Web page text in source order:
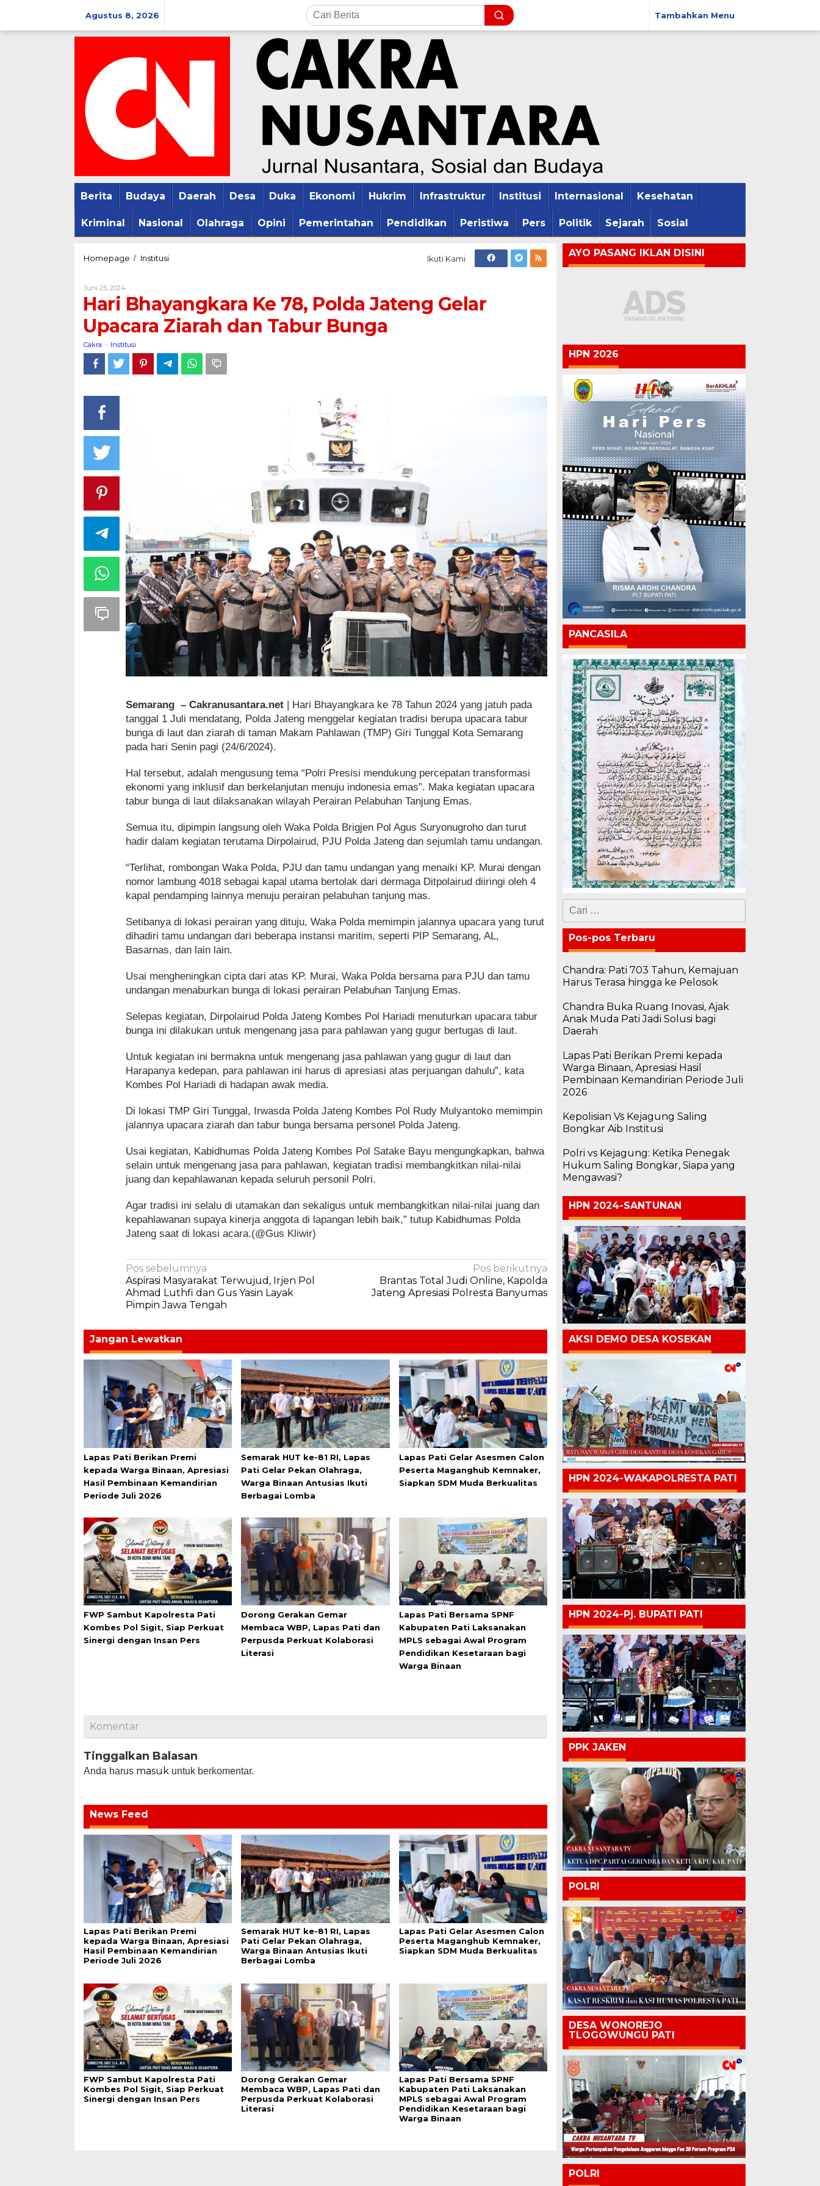
konten
Agustus 8, 2026 Tambahkan Menu
Berita Budaya Daerah Desa Duka Ekonomi Hukrim Infrastruktur Institusi Internasional Kesehatan
Kriminal Nasional Olahraga Opini Pemerintahan Pendidikan Peristiwa Pers Politik Sejarah Sosial
Homepage / InstitusiHari
Polda
Jateng
Gelar
Ziarah
dan
Ikuti Kami
Juni 25, 2024Oleh
Cakra
Hari Bhayangkara Ke 78, Polda Jateng Gelar
Upacara Ziarah dan Tabur Bunga
Cakra - Institusi
Semarang – Cakranusantara.net | Hari Bhayangkara ke 78 Tahun 2024 yang jatuh pada
tanggal 1 Juli mendatang, Polda Jateng menggelar kegiatan tradisi berupa upacara tabur
bunga di laut dan ziarah di taman Makam Pahlawan (TMP) Giri Tunggal Kota Semarang
pada hari Senin pagi (24/6/2024).
Hal tersebut, adalah mengusung tema “Polri Presisi mendukung percepatan transformasi
ekonomi yang inklusif dan berkelanjutan menuju indonesia emas”. Maka kegiatan upacara
tabur bunga di laut dilaksanakan wilayah Perairan Pelabuhan Tanjung Emas.
Semua itu, dipimpin langsung oleh Waka Polda Brigjen Pol Agus Suryonugroho dan turut
hadir dalam kegiatan terutama Dirpolairud, PJU Polda Jateng dan sejumlah tamu undangan.
“Terlihat, rombongan Waka Polda, PJU dan tamu undangan yang menaiki KP. Murai dengan
nomor lambung 4018 sebagai kapal utama bertolak dari dermaga Ditpolairud diiringi oleh 4
kapal pendamping lainnya menuju perairan pelabuhan tanjung mas.
Setibanya di lokasi perairan yang dituju, Waka Polda memimpin jalannya upacara yang turut
dihadiri tamu undangan dari beberapa instansi maritim, seperti PIP Semarang, AL,
Basarnas, dan lain lain.
Usai mengheningkan cipta dari atas KP. Murai, Waka Polda bersama para PJU dan tamu
undangan menaburkan bunga di lokasi perairan Pelabuhan Tanjung Emas.
Selepas kegiatan, Dirpolairud Polda Jateng Kombes Pol Hariadi menuturkan upacara tabur
bunga ini dilakukan untuk mengenang jasa para pahlawan yang gugur bertugas di laut.
Untuk kegiatan ini bermakna untuk mengenang jasa pahlawan yang gugur di laut dan
Harapanya kedepan, para pahlawan ini harus di apresiasi atas perjuangan dahulu”, kata
Kombes Pol Hariadi di hadapan awak media.
Di lokasi TMP Giri Tunggal, Irwasda Polda Jateng Kombes Pol Rudy Mulyantoko memimpin
jalannya upacara ziarah dan tabur bunga bersama personel Polda Jateng.
Usai kegiatan, Kabidhumas Polda Jateng Kombes Pol Satake Bayu mengungkapkan, bahwa
selain untuk mengenang jasa para pahlawan, kegiatan tradisi membangkitkan nilai-nilai
juang dan kepahlawanan kepada seluruh personil Polri.
Agar tradisi ini selalu di utamakan dan sekaligus untuk membangkitkan nilai-nilai juang dan
kepahlawanan supaya kinerja anggota di lapangan lebih baik,” tutup Kabidhumas Polda
Jateng saat di lokasi acara.(@Gus Kliwir)
Navigasi
pos
Pos sebelumnya
Aspirasi Masyarakat Terwujud, Irjen Pol
Ahmad Luthfi dan Gus Yasin Layak
Pimpin Jawa Tengah
Pos berikutnya
Brantas Total Judi Online, Kapolda
Jateng Apresiasi Polresta Banyumas
Jangan Lewatkan
Lapas Pati Berikan Premi
kepada Warga Binaan, Apresiasi
Hasil Pembinaan Kemandirian
Periode Juli 2026
Semarak HUT ke-81 RI, Lapas
Pati Gelar Pekan Olahraga,
Warga Binaan Antusias Ikuti
Berbagai Lomba
Lapas Pati Gelar Asesmen Calon
Peserta Maganghub Kemnaker,
Siapkan SDM Muda Berkualitas
FWP Sambut Kapolresta Pati
Kombes Pol Sigit, Siap Perkuat
Sinergi dengan Insan Pers
Dorong Gerakan Gemar
Membaca WBP, Lapas Pati dan
Perpusda Perkuat Kolaborasi
Literasi
Lapas Pati Bersama SPNF
Kabupaten Pati Laksanakan
MPLS sebagai Awal Program
Pendidikan Kesetaraan bagi
Warga Binaan
Komentar
Tinggalkan Balasan
Anda harus masuk untuk berkomentar.
News Feed
Lapas Pati Berikan Premi
kepada Warga Binaan, Apresiasi
Hasil Pembinaan Kemandirian
Periode Juli 2026
Semarak HUT ke-81 RI, Lapas
Pati Gelar Pekan Olahraga,
Warga Binaan Antusias Ikuti
Berbagai Lomba
Lapas Pati Gelar Asesmen Calon
Peserta Maganghub Kemnaker,
Siapkan SDM Muda Berkualitas
FWP Sambut Kapolresta Pati
Kombes Pol Sigit, Siap Perkuat
Sinergi dengan Insan Pers
Dorong Gerakan Gemar
Membaca WBP, Lapas Pati dan
Perpusda Perkuat Kolaborasi
Literasi
Lapas Pati Bersama SPNF
Kabupaten Pati Laksanakan
MPLS sebagai Awal Program
Pendidikan Kesetaraan bagi
Warga Binaan
AYO PASANG IKLAN DISINI
HPN 2026
PANCASILA
Cari
untuk:
Pos-pos Terbaru
Chandra: Pati 703 Tahun, Kemajuan
Harus Terasa hingga ke Pelosok
Chandra Buka Ruang Inovasi, Ajak
Anak Muda Pati Jadi Solusi bagi
Daerah
Lapas Pati Berikan Premi kepada
Warga Binaan, Apresiasi Hasil
Pembinaan Kemandirian Periode Juli
2026
Kepolisian Vs Kejagung Saling
Bongkar Aib Institusi
Polri vs Kejagung: Ketika Penegak
Hukum Saling Bongkar, Siapa yang
Mengawasi?
HPN 2024-SANTUNAN
AKSI DEMO DESA KOSEKAN
HPN 2024-WAKAPOLRESTA PATI
HPN 2024-Pj. BUPATI PATI
PPK JAKEN
POLRI
DESA WONOREJO
TLOGOWUNGU PATI
POLRI